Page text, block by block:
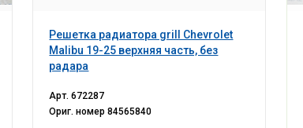
Решетка радиатора grill Chevrolet
Malibu 19-25 верхняя часть, без
радара
Арт.672287
Ориг. номер84565840